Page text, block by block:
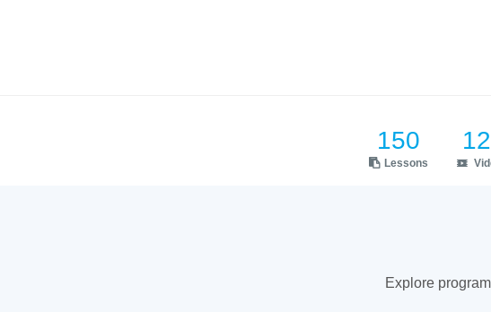
150
Lessons
Explore